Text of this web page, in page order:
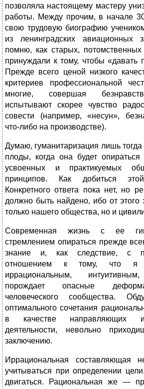
позволяла настоящему мастеру
работы. Между прочим, в начале
свою трудовую биографию
из ленинградских авиационных
помню, как старых, потомственных
принуждали к тому, чтобы «давать
Прежде всего ценой низкого
критериев профессиональной
многие, совершая
испытывают скорее чувство
совести (например, «несун»,
что-либо на производстве).
Думаю, гуманитаризация лишь
плоды, когда она будет
усвоенных и практикуемых
принципов. Как добиться
Конкретного ответа пока нет, но
должно быть найдено, ибо от этого
только нашего общества, но и
Современная жизнь с ее
стремлением опираться прежде
знание и, как следствие, с
отношением к тому, что я
иррациональным,
порождает опасные
человеческого сообщества.
оптимального сочетания
в качестве направляющих
деятельности, невольно
заключению.
Иррациональная составляющая
учитываться при определении
двигаться. Рациональная же —